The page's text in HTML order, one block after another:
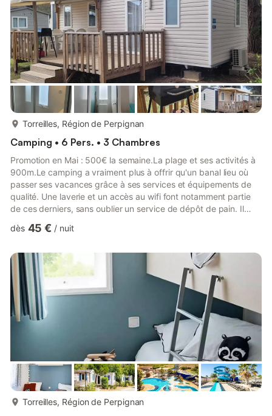
Torreilles, Région de Perpignan
Camping • 6 Pers. • 3 Chambres
Promotion en Mai : 500€ la semaine.La plage et ses activités à
900m.Le camping a vraiment plus à offrir qu'un banal lieu où
passer ses vacances grâce à ses services et équipements de
qualité. Une laverie et un accès au wifi font notamment partie
de ces derniers, sans oublier un service de dépôt de pain. Il
épicerie/superette tout comme un restaurant et un bar (entre
terrains multisports et restaurant. Surface = 31 m²Terrasse 15
m², partiellement couverteChambre...
dès 45 € / nuit
Torreilles, Région de Perpignan